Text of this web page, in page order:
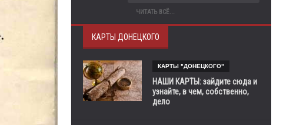
ЧИТАТЬ ВСЁ...
КАРТЫ ДОНЕЦКОГО
КАРТЫ "ДОНЕЦКОГО"
НАШИ КАРТЫ: зайдите сюда и
узнайте, в чем, собственно,
дело